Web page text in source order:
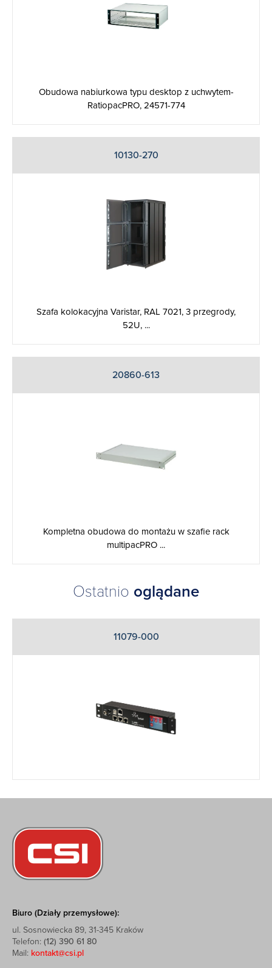
Obudowa nabiurkowa typu desktop z uchwytem-
RatiopacPRO, 24571-774
10130-270
Szafa kolokacyjna Varistar, RAL 7021, 3 przegrody,
52U, ...
20860-613
Kompletna obudowa do montażu w szafie rack
multipacPRO ...
Ostatnio oglądane
11079-000
Biuro (Działy przemysłowe):
ul. Sosnowiecka 89, 31-345 Kraków
Telefon: (12) 390 61 80
Mail: kontakt@csi.pl